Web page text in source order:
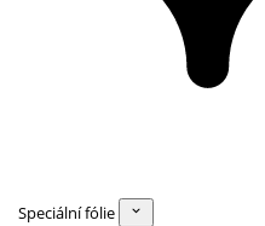
Speciální fólie